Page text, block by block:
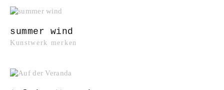
Kunstwerk merken
summer wind